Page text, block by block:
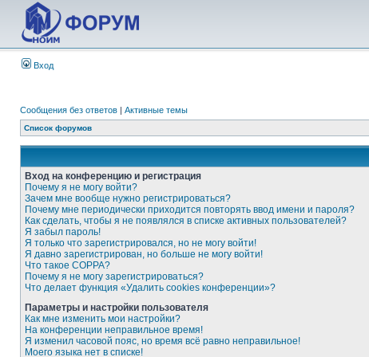
Вход
Сообщения без ответов | Активные темы
Список форумов
Вход на конференцию и регистрация
Почему я не могу войти?
Зачем мне вообще нужно регистрироваться?
Почему мне периодически приходится повторять ввод имени и пароля?
Как сделать, чтобы я не появлялся в списке активных пользователей?
Я забыл пароль!
Я только что зарегистрировался, но не могу войти!
Я давно зарегистрирован, но больше не могу войти!
Что такое COPPA?
Почему я не могу зарегистрироваться?
Что делает функция «Удалить cookies конференции»?
Параметры и настройки пользователя
Как мне изменить мои настройки?
На конференции неправильное время!
Я изменил часовой пояс, но время всё равно неправильное!
Моего языка нет в списке!